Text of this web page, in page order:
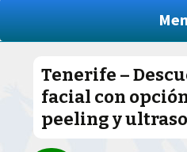
Tenerife –
facial con
peeling y